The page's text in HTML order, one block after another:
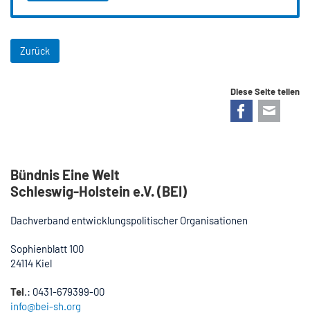
Zurück
Diese Seite teilen
Facebook
Bündnis Eine Welt
Schleswig-Holstein e.V. (BEI)
Dachverband entwicklungspolitischer Organisationen
Sophienblatt 100
24114 Kiel
Tel .: 0431-679399-00
info@bei-sh.org